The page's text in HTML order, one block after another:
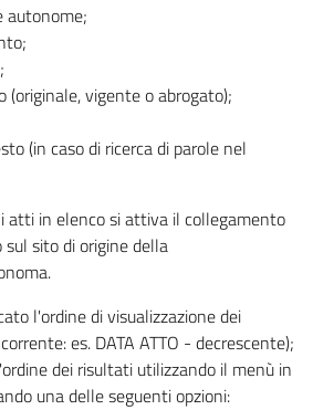
autonome;
vigente o abrogato);
(in caso di ricerca di parole nel
atti in elenco si attiva il collegamento
sito di origine della
l'ordine di visualizzazione dei
es. DATA ATTO - decrescente);
dei risultati utilizzando il menù in
una delle seguenti opzioni: